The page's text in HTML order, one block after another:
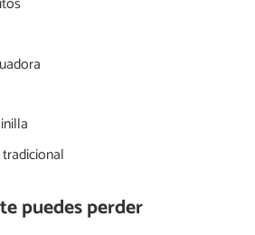
puedes perder